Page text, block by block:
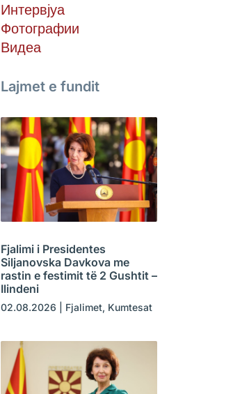
Интервјуа
Фотографии
Видеа
Lajmet e fundit
Fjalimi i Presidentes
Siljanovska Davkova me
rastin e festimit të 2 Gushtit –
Ilindeni
02.08.2026 Fjalimet, Kumtesat